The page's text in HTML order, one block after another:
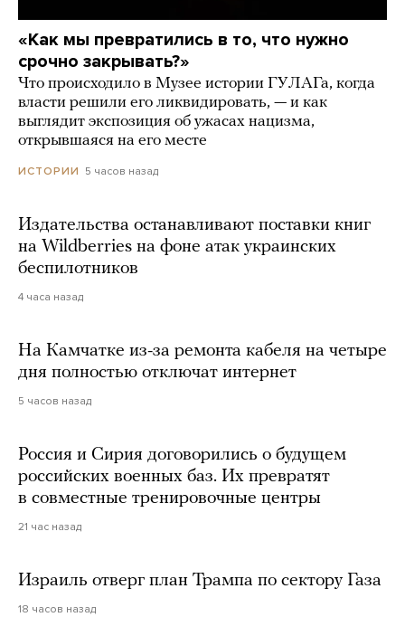
«Как мы превратились в то, что нужно
срочно закрывать?»
Что происходило в Музее истории ГУЛАГа, когда
власти решили его ликвидировать, — и как
выглядит экспозиция об ужасах нацизма,
открывшаяся на его месте
ИСТОРИИ 5 часов назад
Издательства останавливают поставки книг
на Wildberries на фоне атак украинских
беспилотников
4 часа назад
На Камчатке из-за ремонта кабеля на четыре
дня полностью отключат интернет
5 часов назад
Россия и Сирия договорились о будущем
российских военных баз. Их превратят
в совместные тренировочные центры
21 час назад
Израиль отверг план Трампа по сектору Газа
18 часов назад